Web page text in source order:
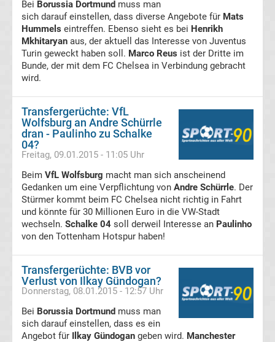
Medaillen-
Gewinner
Herbstmeister
Bundesliga
Alle
Trainer
des
Jahres
Absteiger
Bei Borussia Dortmund muss man
sich darauf einstellen, dass diverse Angebote für Mats
Hummels eintreffen. Ebenso sieht es bei Henrikh
Mkhitaryan aus, der aktuell das Interesse von Juventus
Turin geweckt haben soll. Marco Reus ist der Dritte im
Bunde, der mit dem FC Chelsea in Verbindung gebracht
wird.
Transfergerüchte: VfL
Wolfsburg an Andre Schürrle
dran - Paulinho zu Schalke
04?
Freitag, 09.01.2015 - 11:05 Uhr
Beim VfL Wolfsburg macht man sich anscheinend
Gedanken um eine Verpflichtung von Andre Schürrle. Der
Stürmer kommt beim FC Chelsea nicht richtig in Fahrt
und könnte für 30 Millionen Euro in die VW-Stadt
wechseln. Schalke 04 soll derweil Interesse an Paulinho
von den Tottenham Hotspur haben!
Transfergerüchte: BVB vor
Verlust von Ilkay Gündogan?
Donnerstag, 08.01.2015 - 12:57 Uhr
Bei Borussia Dortmund muss man
sich darauf einstellen, dass es ein
Angebot für Ilkay Gündogan geben wird. Manchester